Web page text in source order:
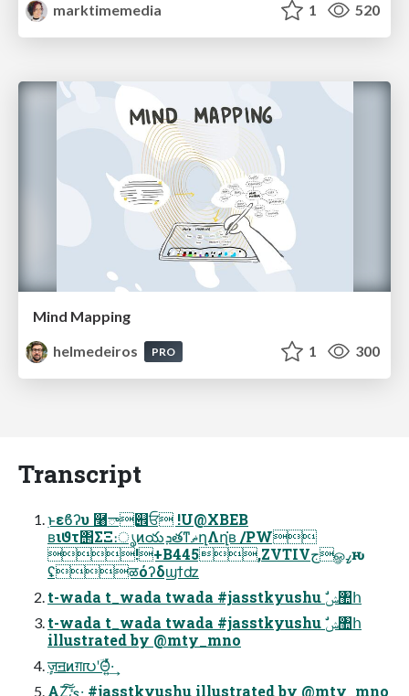
marktimemedia
1 520
Mind Mapping
helmedeiros
PRO 1 300
Transcript
࣭ͱεϐʔυ ࿨ా୎ਓ !U@XBEB
ʙιϑτ΢ΣΞ։ൃͷయܕతͳޡղΛղ͘ʙ /PW
!+B445,ZVTIVجௐߨԋ
ʢळόʔδϣϯʣ
t-wada t_wada twada #jasstkyushu ࣗݾ঺հ
t-wada t_wada twada #jasstkyushu ࣗݾ঺հ
illustrated by @mty_mno
ٕज़ॻͷग़൛ʹؔΘ͍ͬͯ·͢
ΑΖ͓͘͠ئ͍͠·͢ #jasstkyushu illustrated by @mty_mno